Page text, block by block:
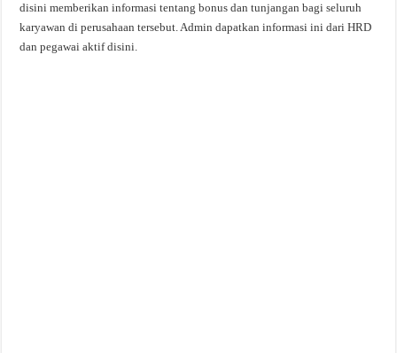
disini memberikan informasi tentang bonus dan tunjangan bagi seluruh
karyawan di perusahaan tersebut. Admin dapatkan informasi ini dari HRD
dan pegawai aktif disini.